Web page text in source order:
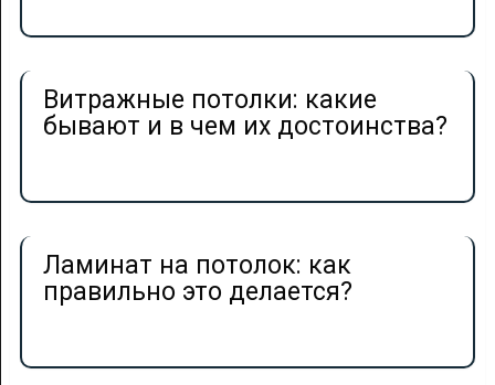
Витражные потолки: какие
бывают и в чем их достоинства?
Ламинат на потолок: как
правильно это делается?